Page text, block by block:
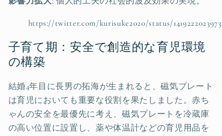
https://twitter.com/kurisuke2020/status/
子育て期：安全で創造的な育児環境
の構築
結婚4年目に長男の拓海が生まれると、磁気プレート
は育児においても重要な役割を果たしました。赤ち
ゃんの安全を最優先に考え、磁気プレートを冷蔵庫
の高い位置に設置し、薬や体温計などの育児用品を